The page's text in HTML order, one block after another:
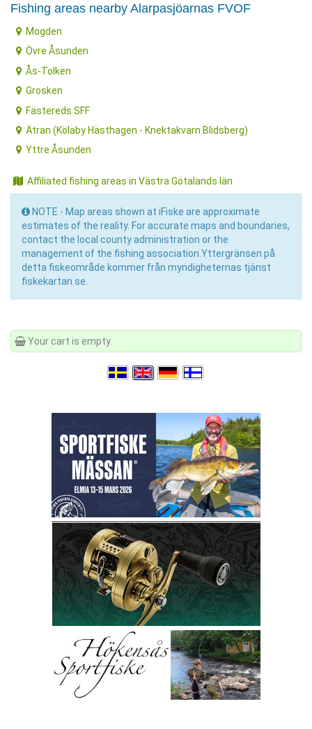
Fishing areas nearby Alarpasjöarnas FVOF
Mogden
Övre Åsunden
Ås-Tolken
Grosken
Fästereds SFF
Ätran (Kölaby Hästhagen - Knektakvarn Blidsberg)
Yttre Åsunden
Affiliated fishing areas in Västra Götalands län
NOTE - Map areas shown at iFiske are approximate
estimates of the reality. For accurate maps and boundaries,
contact the local county administration or the
management of the fishing association.Yttergränsen på
detta fiskeområde kommer från myndigheternas tjänst
fiskekartan.se.
Your cart is empty.